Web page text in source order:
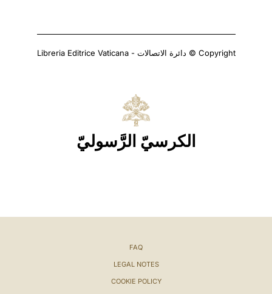
Copyright © دائرة الاتصالات - Libreria Editrice Vaticana
الكرسيّ الرَّسوليّ
FAQ
LEGAL NOTES
COOKIE POLICY